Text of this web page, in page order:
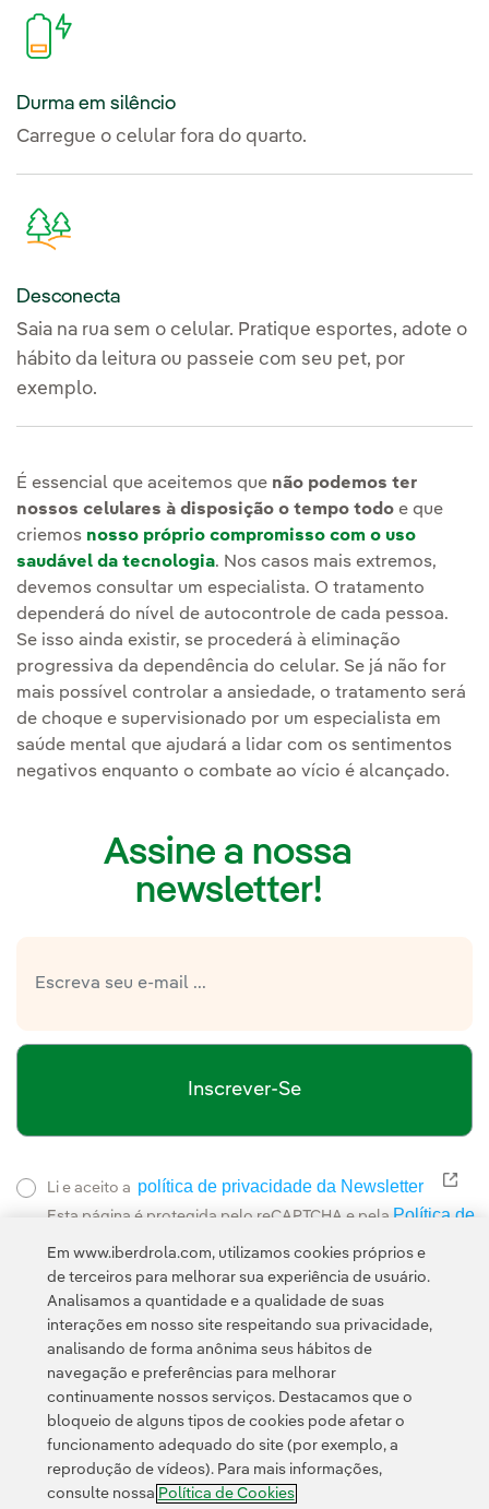
Durma em silêncio
Carregue o celular fora do quarto.
Desconecta
Saia na rua sem o celular. Pratique esportes, adote o
hábito da leitura ou passeie com seu pet, por
exemplo.
É essencial que aceitemos que não podemos ter
nossos celulares à disposição o tempo todo e que
criemos nosso próprio compromisso com o uso
saudável da tecnologia. Nos casos mais extremos,
devemos consultar um especialista. O tratamento
dependerá do nível de autocontrole de cada pessoa.
Se isso ainda existir, se procederá à eliminação
progressiva da dependência do celular. Se já não for
mais possível controlar a ansiedade, o tratamento será
de choque e supervisionado por um especialista em
saúde mental que ajudará a lidar com os sentimentos
negativos enquanto o combate ao vício é alcançado.
Assine a nossa
newsletter!
Inscrever-Se
Li e aceito a política de privacidade da Newsletter Link
Esta página é protegida pelo reCAPTCHA e pela Política de
Contato Clientes Política de Privacidade Informação legal
Política de cookies Configuração de cookies Acessibilidade
Canal de denúncias
Em www.iberdrola.com, utilizamos cookies próprios e
de terceiros para melhorar sua experiência de usuário.
Analisamos a quantidade e a qualidade de suas
interações em nosso site respeitando sua privacidade,
analisando de forma anônima seus hábitos de
navegação e preferências para melhorar
continuamente nossos serviços. Destacamos que o
bloqueio de alguns tipos de cookies pode afetar o
funcionamento adequado do site (por exemplo, a
reprodução de vídeos). Para mais informações,
consulte nossa Política de Cookies